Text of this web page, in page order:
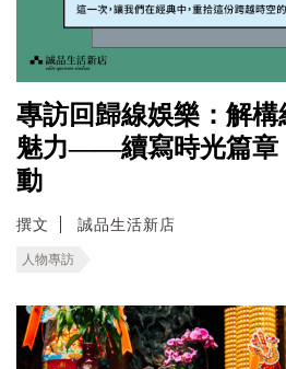
專訪回歸線娛樂：解
魅力——續寫時光篇章
動
撰文 誠品生活新店
人物專訪